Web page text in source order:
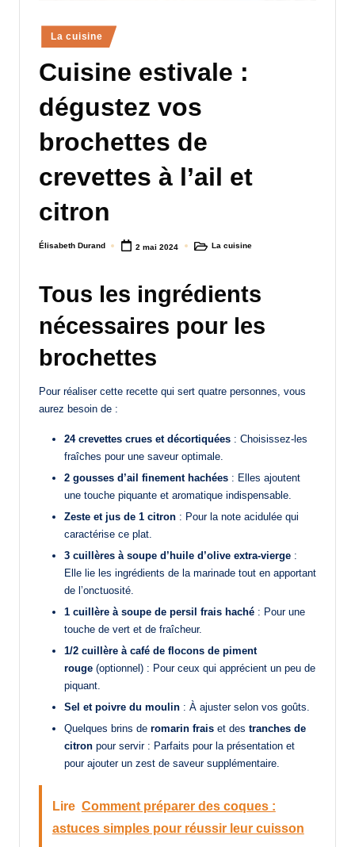
Posted
in
La cuisine
Cuisine estivale :
dégustez vos
brochettes de
crevettes à l’ail et
citron
Posted
Élisabeth Durand 2 mai 2024
PostedLa cuisine
Tous les ingrédients
nécessaires pour les
brochettes
Pour réaliser cette recette qui sert quatre personnes, vous
aurez besoin de :
24 crevettes crues et décortiquées : Choisissez-les
fraîches pour une saveur optimale.
2 gousses d’ail finement hachées : Elles ajoutent
une touche piquante et aromatique indispensable.
Zeste et jus de 1 citron : Pour la note acidulée qui
caractérise ce plat.
3 cuillères à soupe d’huile d’olive extra-vierge :
Elle lie les ingrédients de la marinade tout en apportant
de l’onctuosité.
1 cuillère à soupe de persil frais haché : Pour une
touche de vert et de fraîcheur.
1/2 cuillère à café de flocons de piment
rouge (optionnel) : Pour ceux qui apprécient un peu de
piquant.
Sel et poivre du moulin : À ajuster selon vos goûts.
Quelques brins de romarin frais et des tranches de
citron pour servir : Parfaits pour la présentation et
pour ajouter un zest de saveur supplémentaire.
Lire Comment préparer des coques :
astuces simples pour réussir leur cuisson